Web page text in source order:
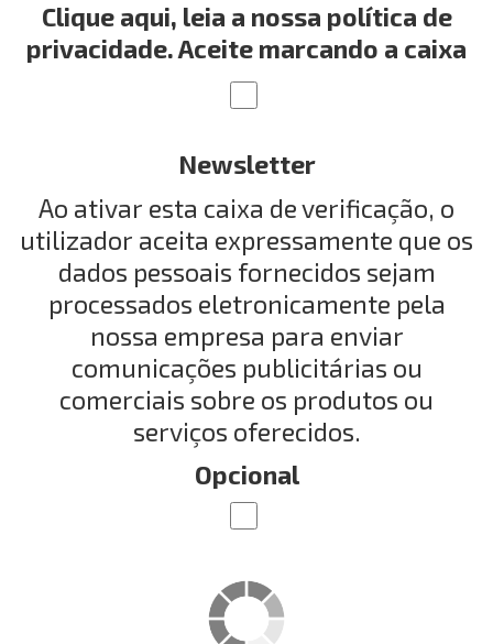
Clique aqui, leia a nossa política de
privacidade. Aceite marcando a caixa
Newsletter
Ao ativar esta caixa de verificação, o
utilizador aceita expressamente que os
dados pessoais fornecidos sejam
processados eletronicamente pela
nossa empresa para enviar
comunicações publicitárias ou
comerciais sobre os produtos ou
serviços oferecidos.
Opcional